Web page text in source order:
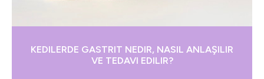
KEDILERDE GASTRIT NEDIR, NASIL ANLAŞILIR
VE TEDAVI EDILIR?